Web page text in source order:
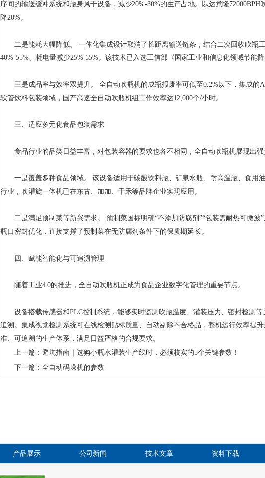
序间的输送缓冲系统和瓶身风干设备，减少20%-30%的生产占地。以达意隆
降20%。
二是能耗大幅降低。 一体化集成设计取消了长距离输送链条，结合二次回收吹瓶
40%-55%、耗电量减少25%-35%。该技术已入选工信部《国家工业和信息化领域节能
三是成品率与效率双提升。 全自动吹瓶机的成瓶报废率可低至0.2%以下，集成的
软管饮料包装领域，国产高速全自动吹瓶机组工作效率达12,000个/小时。
三、适应多元化食品包装需求
食品行业的品类日益丰富，对包装容器的要求也各不相同，全自动吹瓶机展现出强
一是覆盖多种食品领域。 该设备适用于碳酸饮料瓶、矿泉水瓶、耐高温瓶、食用
行业，吹灌旋一体机已在东古、加加、千禾等品牌企业实现应用。
二是满足预制菜等新兴需求。 预制菜国标明确“不添加防腐剂”“包装需耐热可微波
瓶口密封优化，直接支撑了预制菜在无防腐剂条件下的保质期延长。
四、赋能智能化与可追溯管理
随着工业4.0的推进，全自动吹瓶机正成为食品企业数字化管理的重要节点。
设备搭载传感器和PLC控制系统，能够实时监测吹瓶温度、灌装压力、密封检测等
追溯。集成视觉检测系统可在线检测贴标质量、自动剔除不合格品，整机运行效率提
准、可追溯的生产体系，满足日益严格的合规要求。
上一篇： 避坑指南｜选购小瓶水灌装生产线时，必须核实的5个关键参数！
下一篇： 全自动码垛机的参数
产品展示 公司新闻 技术文章 资料下载